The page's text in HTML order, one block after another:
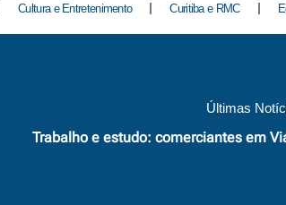
Cultura e Entretenimento Curitiba e RMC
Últimas
Trabalho e estudo: comerciantes em